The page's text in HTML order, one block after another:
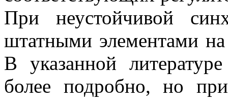
При неустойчивой
штатными элементами
В указанной
более подробно, но